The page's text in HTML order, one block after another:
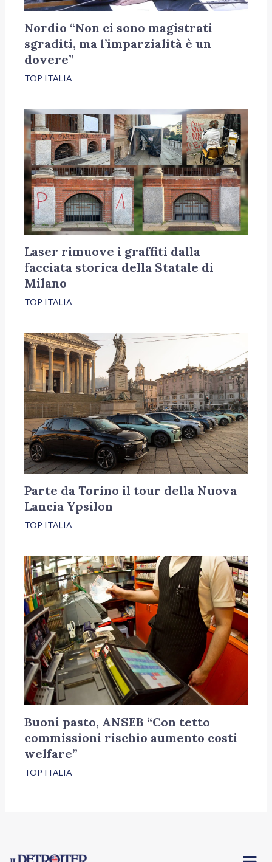
Nordio “Non ci sono magistrati
sgraditi, ma l’imparzialità è un
dovere”
TOP ITALIA
Laser rimuove i graffiti dalla
facciata storica della Statale di
Milano
TOP ITALIA
Parte da Torino il tour della Nuova
Lancia Ypsilon
TOP ITALIA
Buoni pasto, ANSEB “Con tetto
commissioni rischio aumento costi
welfare”
TOP ITALIA
Menu